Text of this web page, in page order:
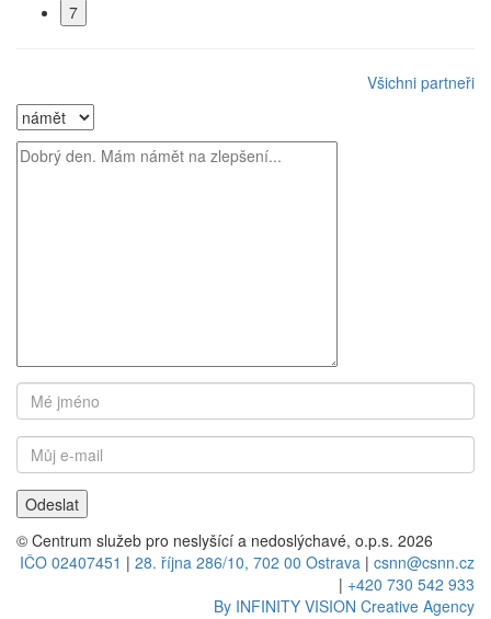
7
Všichni partneři
© Centrum služeb pro neslyšící a nedoslýchavé, o.p.s. 2026
IČO 02407451 | 28. října 286/10, 702 00 Ostrava | csnn@csnn.cz
| +420 730 542 933
By INFINITY VISION Creative Agency